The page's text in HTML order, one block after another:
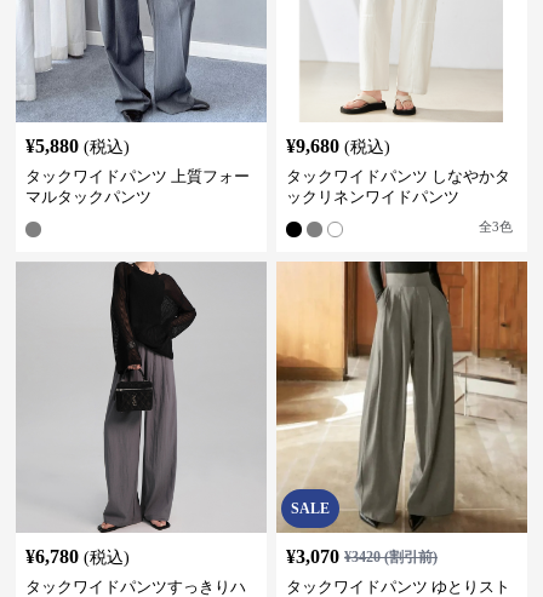
¥5,880 (税込)
タックワイドパンツ 上質フォー
マルタックパンツ
¥9,680 (税込)
タックワイドパンツ しなやかタ
ックリネンワイドパンツ
全3色
¥6,780 (税込)
タックワイドパンツすっきりハ
SALE
¥3,070 ¥3420(割引前)
タックワイドパンツ ゆとりスト